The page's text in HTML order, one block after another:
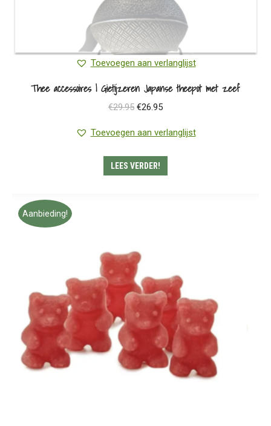
Toevoegen aan verlanglijst
Thee accessoires | Gietijzeren Japanse theepot met zeef
€29.95 Oorspronkelijke
was:
€29.95.
€26.95Huidige
is:
€26.95.
Toevoegen aan verlanglijst
LEES VERDER!
Aanbieding!